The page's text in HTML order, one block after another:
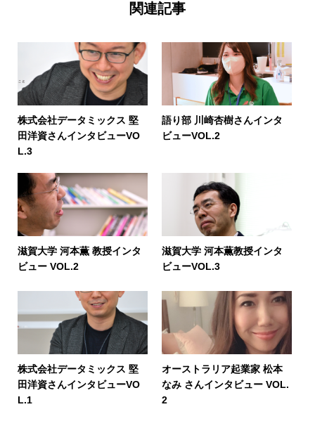
関連記事
株式会社データミックス 堅
田洋資さんインタビューVO
L.3
語り部 川崎杏樹さんインタ
ビューVOL.2
滋賀大学 河本薫 教授インタ
ビュー VOL.2
滋賀大学 河本薫教授インタ
ビューVOL.3
株式会社データミックス 堅
田洋資さんインタビューVO
L.1
オーストラリア起業家 松本
なみ さんインタビュー VOL.
2